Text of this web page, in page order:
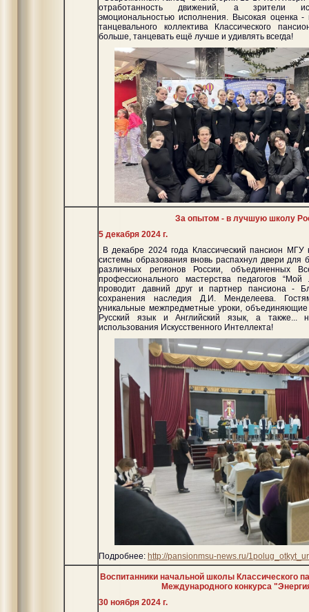
отработанность движений, а зрители
эмоциональностью исполнения. Высокая оценка
танцевального коллектива Классического
больше, танцевать ещё лучше и удивлять всегда!
За опытом - в лучшую школу
5 декабря 2024 г.
В декабре 2024 года Классический пансион МГУ
системы образования вновь распахнул двери для
различных регионов России, объединенных
профессионального мастерства педагогов
проводит давний друг и партнер пансиона -
сохранения наследия Д.И. Менделеева.
уникальные межпредметные уроки,
Русский язык и Английский язык, а также...
использования Искусственного Интеллекта!
Подробнее: http://pansionmsu-news.ru/
Воспитанники начальной школы Классического
Международного конкурса
30 ноября 2024 г.